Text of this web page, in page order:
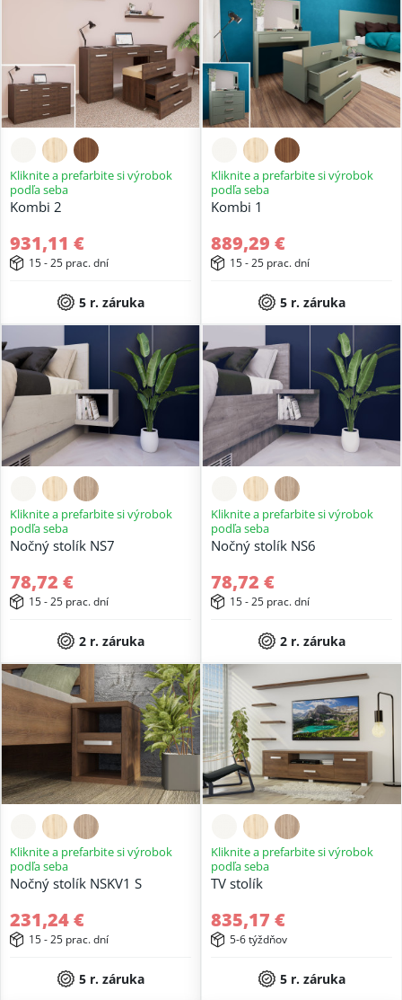
Kliknite a prefarbite si výrobok
podľa seba
Kombi 2
931,11 €
15 - 25 prac. dní
5 r. záruka
Kliknite a prefarbite si výrobok
podľa seba
Kombi 1
889,29 €
15 - 25 prac. dní
5 r. záruka
Kliknite a prefarbite si výrobok
podľa seba
Nočný stolík NS7
78,72 €
15 - 25 prac. dní
2 r. záruka
Kliknite a prefarbite si výrobok
podľa seba
Nočný stolík NS6
78,72 €
15 - 25 prac. dní
2 r. záruka
Kliknite a prefarbite si výrobok
podľa seba
Nočný stolík NSKV1 S
231,24 €
15 - 25 prac. dní
5 r. záruka
Kliknite a prefarbite si výrobok
podľa seba
TV stolík
835,17 €
5-6 týždňov
5 r. záruka